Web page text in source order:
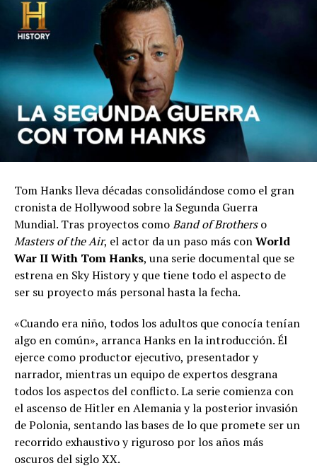
Tom Hanks lleva décadas consolidándose como el gran
cronista de Hollywood sobre la Segunda Guerra
Mundial. Tras proyectos comoBand of Brotherso
Masters of the Air, el actor da un paso más conWorld
War II With Tom Hanks, una serie documental que se
estrena en Sky History y que tiene todo el aspecto de
ser su proyecto más personal hasta la fecha.
«Cuando era niño, todos los adultos que conocía tenían
algo en común», arranca Hanks en la introducción. Él
ejerce como productor ejecutivo, presentador y
narrador, mientras un equipo de expertos desgrana
todos los aspectos del conflicto. La serie comienza con
el ascenso de Hitler en Alemania y la posterior invasión
de Polonia, sentando las bases de lo que promete ser un
recorrido exhaustivo y riguroso por los años más
oscuros del siglo XX.